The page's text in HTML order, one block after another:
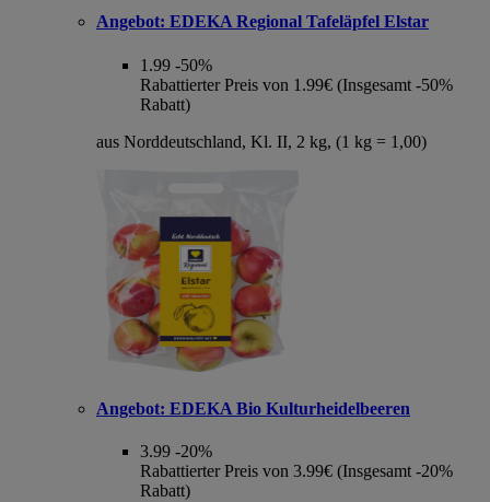
Angebot: EDEKA Regional Tafeläpfel Elstar
1.99 -50%
Rabattierter Preis von 1.99€ (Insgesamt -50%
Rabatt)
aus Norddeutschland, Kl. II, 2 kg, (1 kg = 1,00)
Angebot: EDEKA Bio Kulturheidelbeeren
3.99 -20%
Rabattierter Preis von 3.99€ (Insgesamt -20%
Rabatt)